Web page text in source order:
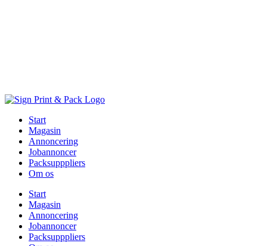
Start
Magasin
Annoncering
Jobannoncer
Packsupppliers
Om os
Start
Magasin
Annoncering
Jobannoncer
Packsupppliers